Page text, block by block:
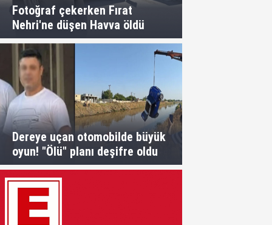
Fotoğraf çekerken Fırat
Nehri'ne düşen Havva öldü
Dereye uçan otomobilde büyük
oyun! "Ölü" planı deşifre oldu